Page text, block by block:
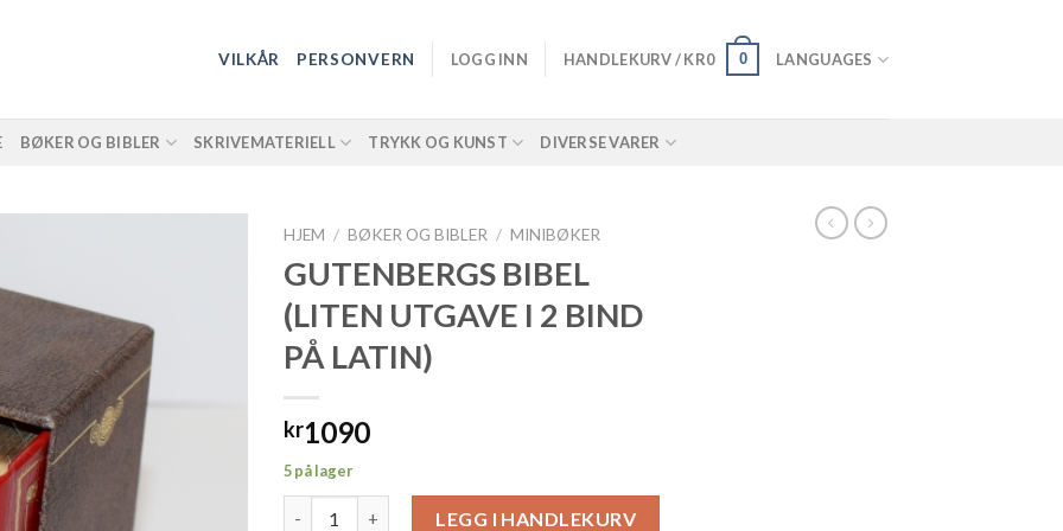
VILKÅR PERSONVERN LOGG INN HANDLEKURV /KR0 0 LANGUAGES
BØKER OG BIBLER SKRIVEMATERIELL TRYKK OG KUNST DIVERSE VARER
HJEM / BØKER OG BIBLER / MINIBØKER
GUTENBERGS BIBEL
(LITEN UTGAVE I 2 BIND
PÅ LATIN)
kr1090
5 på lager
LEGG I HANDLEKURV